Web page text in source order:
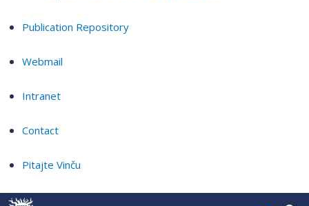
Publication Repository
Webmail
Intranet
Contact
Pitajte Vinču